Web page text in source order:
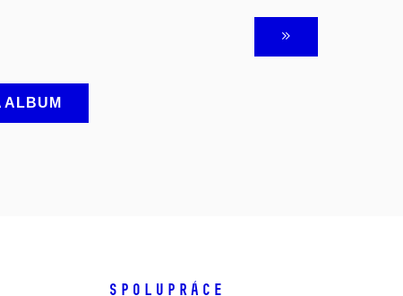
ALBUM
SPOLUPRÁCE